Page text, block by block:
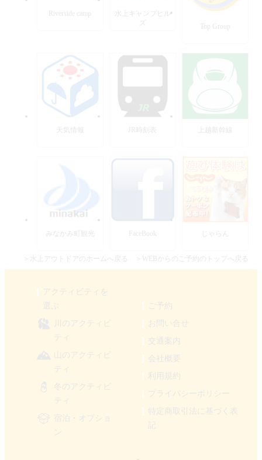
Riverside camp
水上キャンプヒル
Top Group
天気情報 JR時刻表
みなかみ町観光 FaceBook じゃらん
＞水上アウトドアのホームへ戻る ＞WEBからのご予約のトップへ戻る
アクティビティを
川のアクティビ
ティ
山のアクティビ
ティ
冬のアクティビ
ティ
宿泊・オプショ
ン
ご予約
お問い合せ
交通案内
会社概要
利用規約
プライバシーポリシー
特定商取引法に基づく表
記